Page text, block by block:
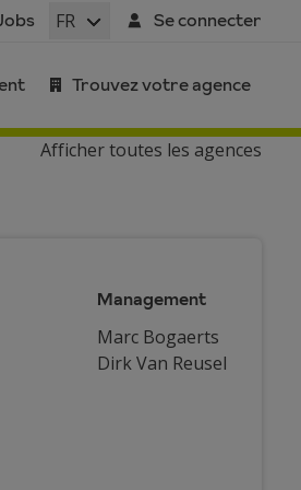
FR Se connecter
Trouvez votre agence
Afficher toutes les agences
Management
Marc Bogaerts
Dirk Van Reusel